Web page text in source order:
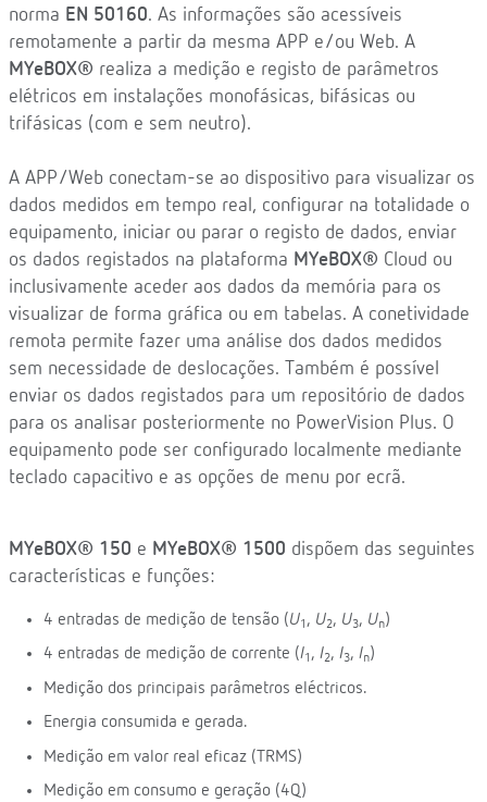
norma EN 50160. As informações são acessíveis
remotamente a partir da mesma APP e/ou Web. A
MYeBOX® realiza a medição e registo de parâmetros
elétricos em instalações monofásicas, bifásicas ou
trifásicas (com e sem neutro).
A APP/Web conectam-se ao dispositivo para visualizar os
dados medidos em tempo real, configurar na totalidade o
equipamento, iniciar ou parar o registo de dados, enviar
os dados registados na plataforma MYeBOX® Cloud ou
inclusivamente aceder aos dados da memória para os
visualizar de forma gráfica ou em tabelas. A conetividade
remota permite fazer uma análise dos dados medidos
sem necessidade de deslocações. Também é possível
enviar os dados registados para um repositório de dados
para os analisar posteriormente no PowerVision Plus. O
equipamento pode ser configurado localmente mediante
teclado capacitivo e as opções de menu por ecrã.
MYeBOX® 150 e MYeBOX® 1500 dispõem das seguintes
características e funções:
4 entradas de medição de tensão (U1 , U2, U3, Un)
4 entradas de medição de corrente (I1 , I2, I3, In)
Medição dos principais parâmetros eléctricos.
Energia consumida e gerada.
Medição em valor real eficaz (TRMS)
Medição em consumo e geração (4Q)